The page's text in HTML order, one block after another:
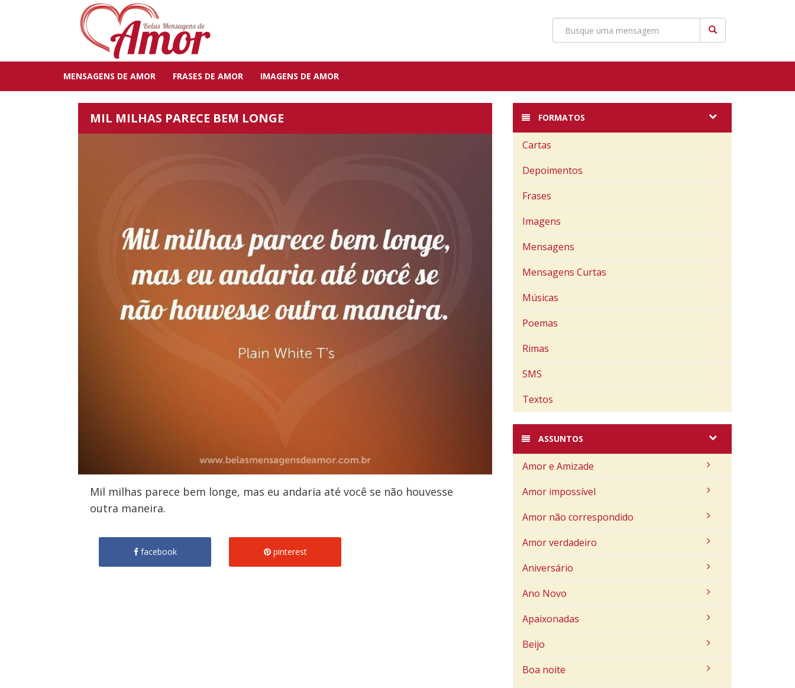
MENSAGENS DE AMOR FRASES DE AMOR IMAGENS DE AMOR
MIL MILHAS PARECE BEM LONGE
Mil milhas parece bem longe, mas eu andaria até você se não houvesse
outra maneira.
facebook pinterest
FORMATOS
Cartas
Depoimentos
Frases
Imagens
Mensagens
Mensagens Curtas
Músicas
Poemas
Rimas
SMS
Textos
ASSUNTOS
Amor e Amizade
Amor impossível
Amor não correspondido
Amor verdadeiro
Aniversário
Ano Novo
Apaixonadas
Beijo
Boa noite